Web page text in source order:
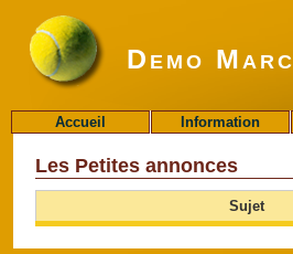
Demo Marc
Accueil Information
Les Petites annonces
Sujet